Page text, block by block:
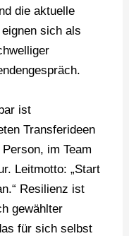
die aktuelle
sich als
ist
Transferideen
im Team
Leitmotto: „Start
Resilienz ist
gewählter
für sich selbst